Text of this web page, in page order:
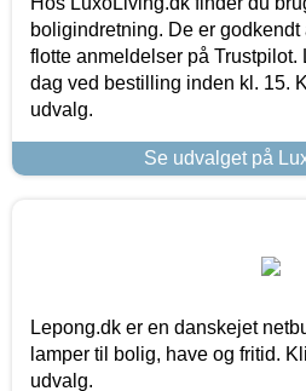
boligindretning. De er
flotte anmeldelser på
dag ved bestilling inden kl. 15.
udvalg.
Se udvalget på
Lepong.dk er en danskejet
lamper til bolig, have og fritid.
udvalg.